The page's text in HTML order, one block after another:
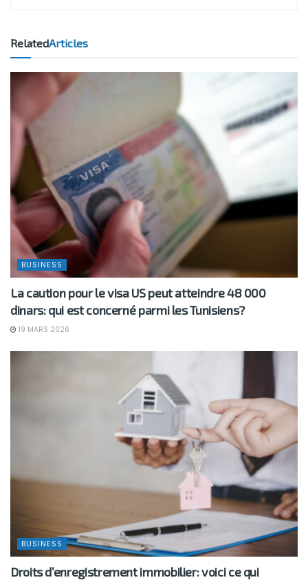
RelatedArticles
BUSINESS
La caution pour le visa US peut atteindre 48 000
dinars: qui est concerné parmi les Tunisiens?
19 MARS 2026
BUSINESS
Droits d’enregistrement immobilier: voici ce qui